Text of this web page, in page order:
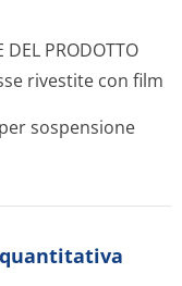
DEL PRODOTTO
rivestite con film
sospensione